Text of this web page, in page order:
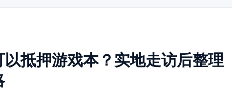
抵押游戏本？实地走访后整理